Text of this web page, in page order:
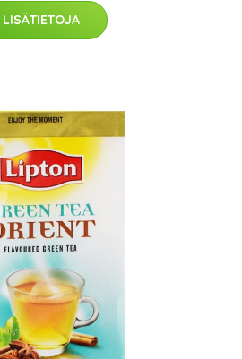
LISÄTIETOJA